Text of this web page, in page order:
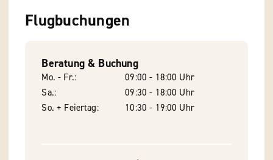
Flugbuchungen
Beratung & Buchung
Mo. - Fr.
09:00 - 18:00 Uhr
Sa.
09:30 - 18:00 Uhr
So. + Feiertag
10:30 - 19:00 Uhr